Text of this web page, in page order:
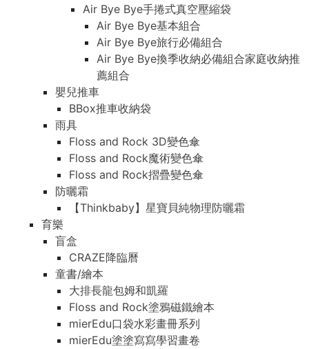
Air Bye Bye手捲式真空壓縮袋
Air Bye Bye基本組合
Air Bye Bye旅行必備組合
Air Bye Bye換季收納必備組合家庭收納推
薦組合
嬰兒推車
BBox推車收納袋
雨具
Floss and Rock 3D變色傘
Floss and Rock魔術變色傘
Floss and Rock摺疊變色傘
防曬霜
【Thinkbaby】星寶貝純物理防曬霜
育樂
盲盒
CRAZE降臨曆
童書/繪本
大排長龍包姆和凱羅
Floss and Rock塗鴉磁鐵繪本
mierEdu口袋水彩畫冊系列
mierEdu塗塗寫寫學習畫卷